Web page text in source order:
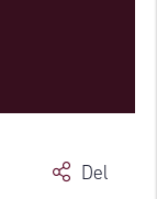
Del